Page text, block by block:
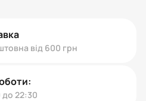
від 600 грн
до 22:30